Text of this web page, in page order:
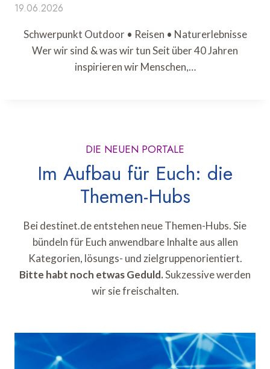
19.06.2026
Schwerpunkt Outdoor • Reisen • Naturerlebnisse
Wer wir sind & was wir tun Seit über 40 Jahren
inspirieren wir Menschen,…
DIE NEUEN PORTALE
Im Aufbau für Euch: die
Themen-Hubs
Bei destinet.de entstehen neue Themen-Hubs. Sie
bündeln für Euch anwendbare Inhalte aus allen
Kategorien, lösungs- und zielgruppenorientiert.
Bitte habt noch etwas Geduld.Sukzessive werden
wir sie freischalten.